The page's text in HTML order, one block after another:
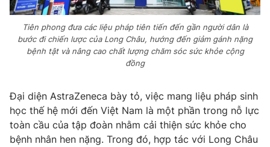
Tiên phong đưa các liệu pháp tiên tiến đến gần người dân là
bước đi chiến lược của Long Châu, hướng đến giảm gánh nặng
bệnh tật và nâng cao chất lượng chăm sóc sức khỏe cộng
đồng
Đại diện AstraZeneca bày tỏ, việc mang liệu pháp sinh
học thế hệ mới đến Việt Nam là một phần trong nỗ lực
toàn cầu của tập đoàn nhằm cải thiện sức khỏe cho
bệnh nhân hen nặng. Trong đó, hợp tác với Long Châu